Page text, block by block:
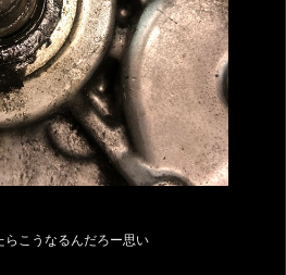
らこうなるんだろー思い